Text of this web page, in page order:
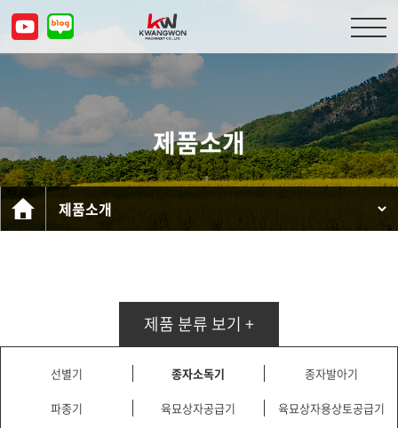
회사소개
제품소개
고객센터
문의하기
제품소개
제품 분류 보기 +
선별기 종자소독기 종자발아기
파종기 육묘상자공급기 육묘상자용상토공급기